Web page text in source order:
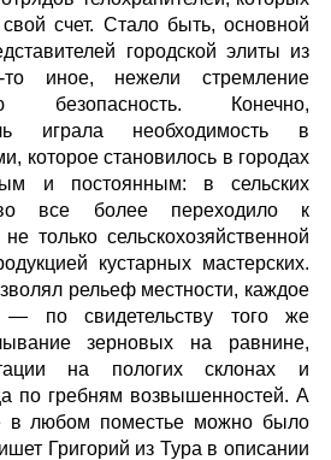
счет. Стало быть, основной
городской элиты из
иное, нежели стремление
безопасность. Конечно,
играла необходимость в
которое становилось в городах
и постоянным: в сельских
все более переходило к
только сельскохозяйственной
кустарных мастерских.
рельеф местности, каждое
— по свидетельству того же
зерновых на равнине,
на пологих склонах и
по гребням возвышенностей. А
в любом поместье можно было
Григорий из Тура в описании